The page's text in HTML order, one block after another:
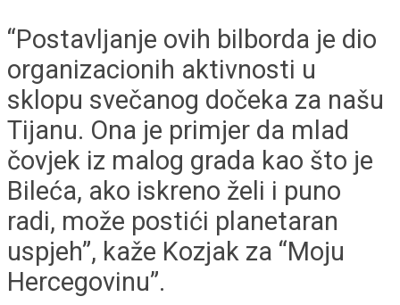
“Postavljanje ovih bilborda je dio
organizacionih aktivnosti u
sklopu svečanog dočeka za našu
Tijanu. Ona je primjer da mlad
čovjek iz malog grada kao što je
Bileća, ako iskreno želi i puno
radi, može postići planetaran
uspjeh”, kaže Kozjak za “Moju
Hercegovinu”.